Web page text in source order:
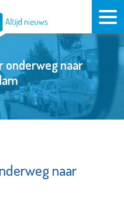
onderweg naar
naar